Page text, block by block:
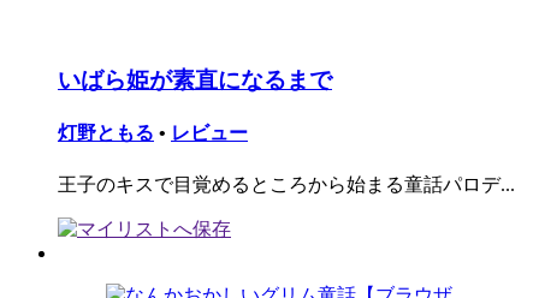
いばら姫が素直になるまで
灯野ともる • レビュー
王子のキスで目覚めるところから始まる童話パロデ...